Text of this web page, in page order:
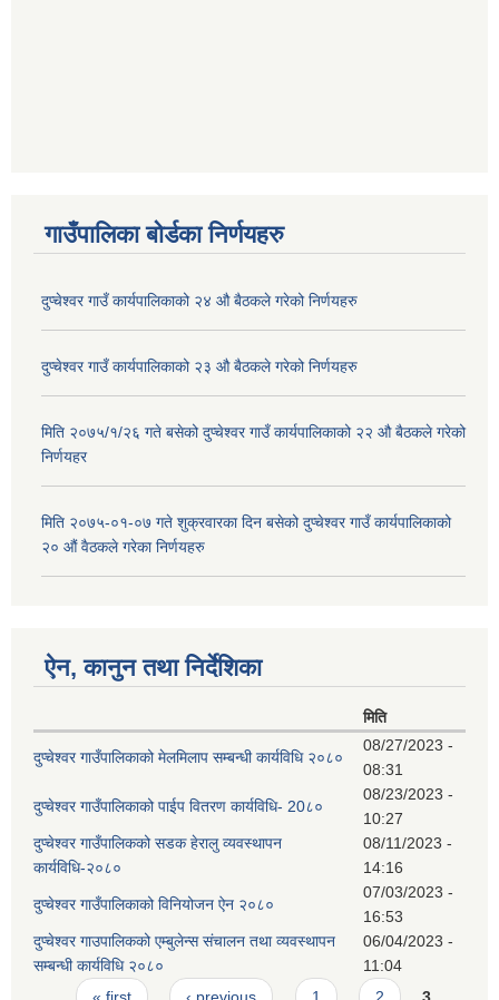
गाउँपालिका बोर्डका निर्णयहरु
दुप्चेश्वर गाउँ कार्यपालिकाको २४ औ बैठकले गरेको निर्णयहरु
दुप्चेश्वर गाउँ कार्यपालिकाको २३ औ बैठकले गरेको निर्णयहरु
मिति २०७५/१/२६ गते बसेको दुप्चेश्वर गाउँ कार्यपालिकाको २२ औ बैठकले गरेको
निर्णयहर
मिति २०७५-०१-०७ गते शुक्रवारका दिन बसेको दुप्चेश्वर गाउँ कार्यपालिकाको
२० औं वैठकले गरेका निर्णयहरु
ऐन, कानुन तथा निर्देशिका
मिति
दुप्चेश्वर गाउँपालिकाको मेलमिलाप सम्बन्धी कार्यविधि २०८०
08/27/2023 -
08:31
दुप्चेश्वर गाउँपालिकाको पाईप वितरण कार्यविधि- 20८०
08/23/2023 -
10:27
दुप्चेश्वर गाउँपालिकको सडक हेरालु व्यवस्थापन
कार्यविधि-२०८०
08/11/2023 -
14:16
दुप्चेश्वर गाउँपालिकाको विनियोजन ऐन २०८०
07/03/2023 -
16:53
दुप्चेश्वर गाउपालिकको एम्बुलेन्स संचालन तथा व्यवस्थापन
सम्बन्धी कार्यविधि २०८०
06/04/2023 -
11:04
« first ‹ previous 1 2 3